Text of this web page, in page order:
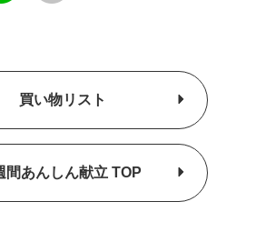
買い物リスト
間あんしん献立 TOP